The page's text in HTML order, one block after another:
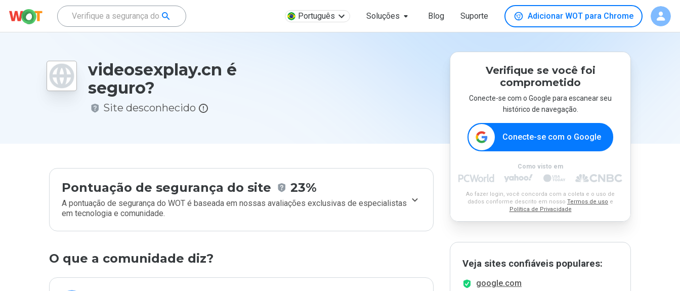
Português Soluções Blog Suporte Adicionar WOT para Chrome
videosexplay.cn é
seguro?
Site desconhecido
Pontuação de segurança do site 23%
A pontuação de segurança do WOT é baseada em nossas avaliações exclusivas de especialistas
em tecnologia e comunidade.
O que a comunidade diz?
Verifique se você foi
comprometido
Conecte-se com o Google para escanear seu
histórico de navegação.
Conecte-se com o Google
Como visto em
Ao fazer login, você concorda com a coleta e o uso de
dados conforme descrito em nosso Termos de uso e
Política de Privacidade
Veja sites confiáveis populares:
google.com